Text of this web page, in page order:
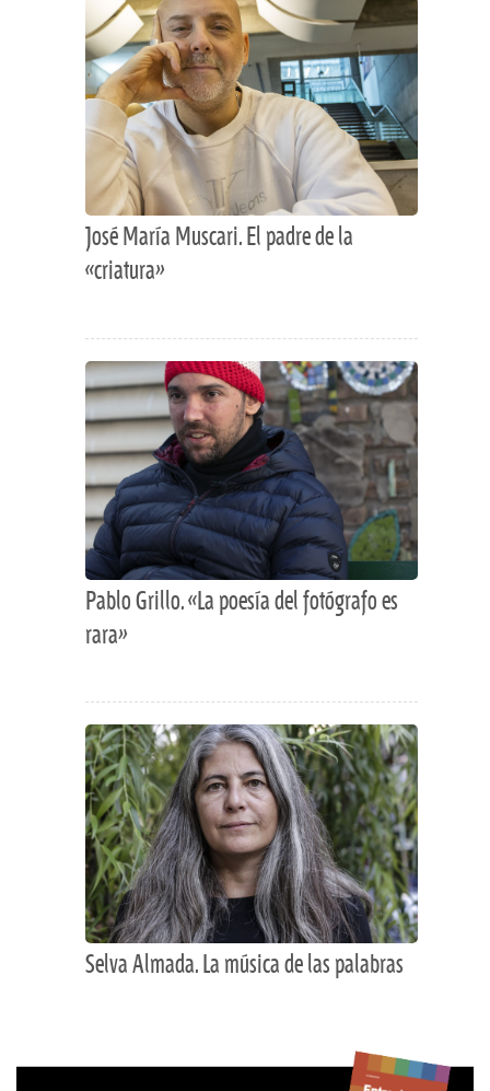
José María Muscari. El padre de la
«criatura»
Pablo Grillo. «La poesía del fotógrafo es
rara»
Selva Almada. La música de las palabras